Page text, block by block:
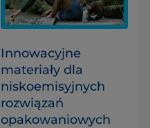
Innowacyjne
materiały dla
niskoemisyjnych
rozwiązań
opakowaniowych